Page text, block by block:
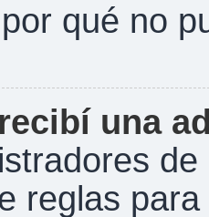
qué no
una
reglas